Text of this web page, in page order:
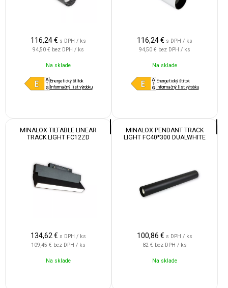
116,24€ s DPH / ks
94,50 € bez DPH / ks
Na sklade
Energetický štítok
Informačný list výrobku
116,24€ s DPH / ks
94,50 € bez DPH / ks
Na sklade
Energetický štítok
Informačný list výrobku
MINALOX TILTABLE LINEAR
TRACK LIGHT FC12ZD
134,62 € s DPH / ks
109,45 € bez DPH / ks
Na sklade
MINALOX PENDANT TRACK
LIGHT FC40*300 DUALWHITE
100,86 € s DPH / ks
82 € bez DPH / ks
Na sklade